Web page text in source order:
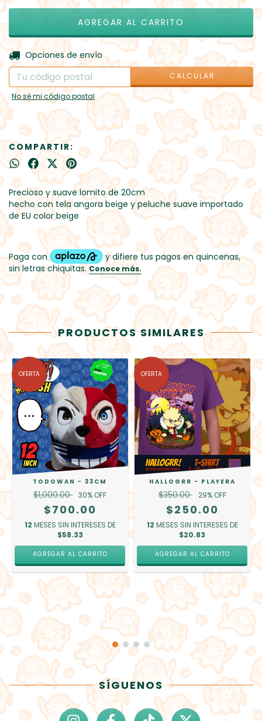
Entregas para el CP: CAMBIAR CP
Opciones de envío
CALCULAR
No sé mi código postal
COMPARTIR:
Precioso y suave lomito de 20cm
hecho con tela angora beige y peluche suave importado
de EU color beige
PRODUCTOS SIMILARES
OFERTA
TODOWAN - 33CM
$1,000.00 30% OFF
$700.00
12 MESES SIN INTERESES DE
$58.33
AGREGAR AL CARRITO
OFERTA
HALLOGRR - PLAYERA
$350.00 29% OFF
$250.00
12 MESES SIN INTERESES DE
$20.83
AGREGAR AL CARRITO
SÍGUENOS